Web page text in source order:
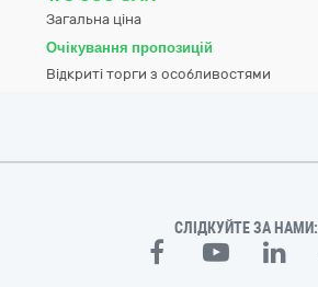
Загальна ціна
Очікування пропозицій
Відкриті торги з особливостями
СЛІДКУЙТЕ ЗА НАМИ: